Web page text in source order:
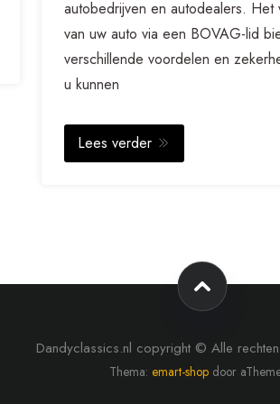
autobedrijven en autodealers. Het
van uw auto via een BOVAG-lid
verschillende voordelen en
u kunnen
Lees verder
Dandyclassics.nl copyright © Alle
Thema: emart-shopdoor